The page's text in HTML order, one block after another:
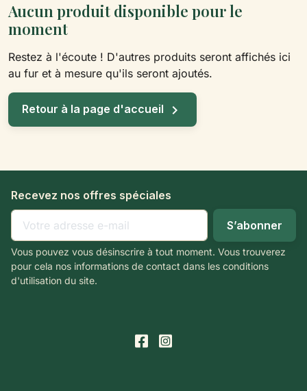
Aucun produit disponible pour le
moment
Restez à l'écoute ! D'autres produits seront affichés ici
au fur et à mesure qu'ils seront ajoutés.
Retour à la page d'accueil 
Recevez nos offres spéciales
Vous pouvez vous désinscrire à tout moment. Vous trouverez
pour cela nos informations de contact dans les conditions
d'utilisation du site.